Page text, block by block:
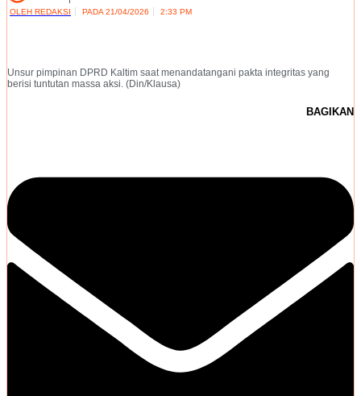
OLEH REDAKSI PADA 21/04/2026 2:33 PM
Unsur pimpinan DPRD Kaltim saat menandatangani pakta integritas yang
berisi tuntutan massa aksi. (Din/Klausa)
BAGIKAN